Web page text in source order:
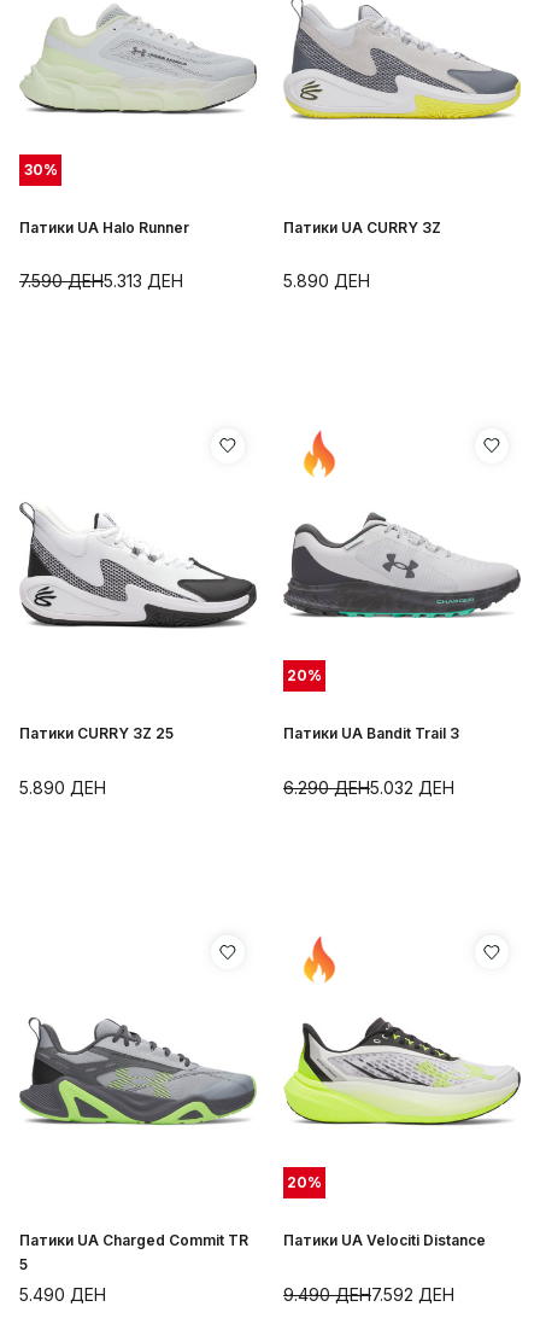
30%
Патики UA Halo Runner
5.313 ДЕН
7.590ДЕН
Патики UA CURRY 3Z
5.890 ДЕН
Патики CURRY 3Z 25
5.890 ДЕН
20%
Патики UA Bandit Trail 3
5.032 ДЕН
6.290ДЕН
Патики UA Charged Commit TR
5
5.490 ДЕН
20%
Патики UA Velociti Distance
7.592 ДЕН
9.490ДЕН